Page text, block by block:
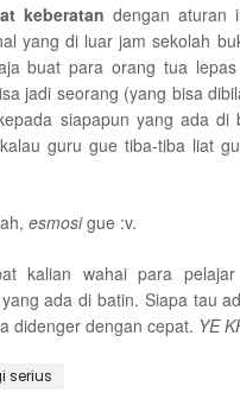
keberatan dengan aturan
yang di luar jam sekolah
buat para orang tua
jadi seorang (yang bisa
siapapun yang ada
guru gue tiba-tiba liat
esmosigue :v.
kalian wahai para
ada di batin. Siapa tau
didenger dengan cepat. YE
serius